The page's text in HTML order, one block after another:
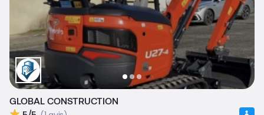
GLOBAL CONSTRUCTION